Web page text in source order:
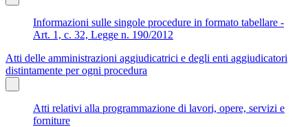
Informazioni sulle singole procedure in formato tabellare -
Art. 1, c. 32, Legge n. 190/2012
Atti delle amministrazioni aggiudicatrici e degli enti aggiudicatori
distintamente per ogni procedura
Atti relativi alla programmazione di lavori, opere, servizi e
forniture